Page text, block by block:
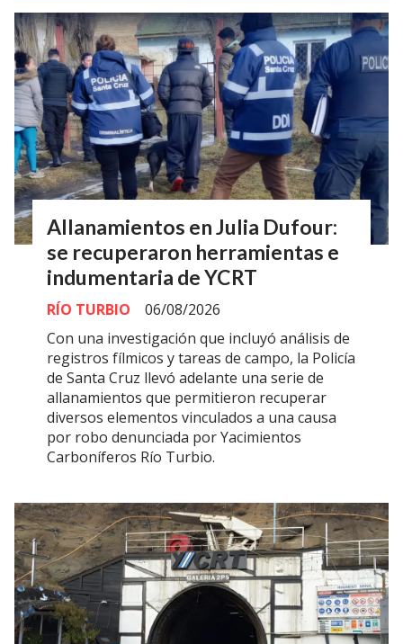
Allanamientos en Julia Dufour:
se recuperaron herramientas e
indumentaria de YCRT
RÍO TURBIO
06/08/2026
Con una investigación que incluyó análisis de
registros fílmicos y tareas de campo, la Policía
de Santa Cruz llevó adelante una serie de
allanamientos que permitieron recuperar
diversos elementos vinculados a una causa
por robo denunciada por Yacimientos
Carboníferos Río Turbio.